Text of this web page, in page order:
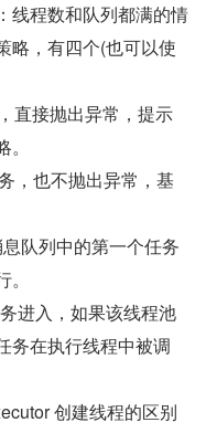
线程数和队列都满的情
略，有四个(也可以使
直接抛出异常，提示
，也不抛出异常，基
队列中的第一个任务
进入，如果该线程池
务在执行线程中被调
创建线程的区别